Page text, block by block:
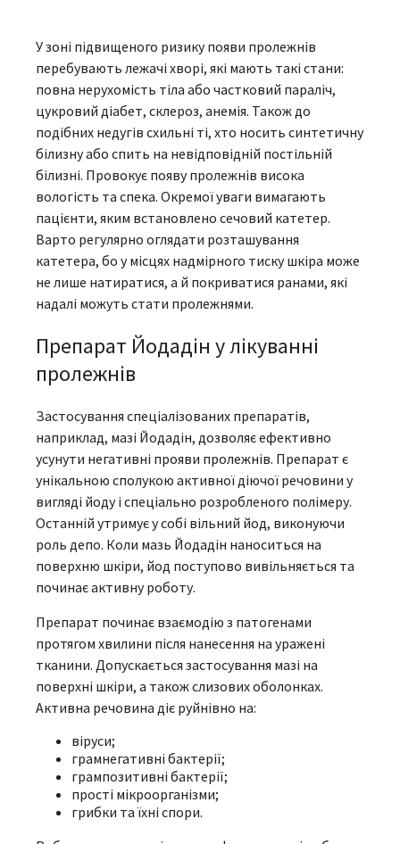
У зоні підвищеного ризику появи пролежнів
перебувають лежачі хворі, які мають такі стани:
повна нерухомість тіла або частковий параліч,
цукровий діабет, склероз, анемія. Також до
подібних недугів схильні ті, хто носить синтетичну
білизну або спить на невідповідній постільній
білизні. Провокує появу пролежнів висока
вологість та спека. Окремої уваги вимагають
пацієнти, яким встановлено сечовий катетер.
Варто регулярно оглядати розташування
катетера, бо у місцях надмірного тиску шкіра може
не лише натиратися, а й покриватися ранами, які
надалі можуть стати пролежнями.
Препарат Йодадін у лікуванні
пролежнів
Застосування спеціалізованих препаратів,
наприклад, мазі Йодадін, дозволяє ефективно
усунути негативні прояви пролежнів. Препарат є
унікальною сполукою активної діючої речовини у
вигляді йоду і спеціально розробленого полімеру.
Останній утримує у собі вільний йод, виконуючи
роль депо. Коли мазь Йодадін наноситься на
поверхню шкіри, йод поступово вивільняється та
починає активну роботу.
Препарат починає взаємодію з патогенами
протягом хвилини після нанесення на уражені
тканини. Допускається застосування мазі на
поверхні шкіри, а також слизових оболонках.
Активна речовина діє руйнівно на:
віруси;
грамнегативні бактерії;
грампозитивні бактерії;
прості мікроорганізми;
грибки та їхні спори.